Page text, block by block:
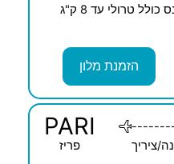
טרולי עד 8 ק"ג
הזמנת מלון
ציריך
PARI
פריז